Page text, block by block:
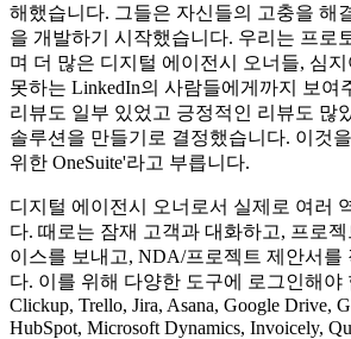
해했습니다. 그들은 자신들의 고충을 해
을 개발하기 시작했습니다. 우리는 프로
며 더 많은 디지털 에이전시 오너들, 심지
못하는 LinkedIn의 사람들에게까지 보여
리뷰도 일부 있었고 긍정적인 리뷰도 많
솔루션을 만들기로 결정했습니다. 이것
위한 OneSuite'라고 부릅니다.
디지털 에이전시 오너로서 실제로 여러
다. 때로는 잠재 고객과 대화하고, 프로
이스를 보내고, NDA/프로젝트 제안서를
다. 이를 위해 다양한 도구에 로그인해야
Clickup, Trello, Jira, Asana, Google Drive,
HubSpot, Microsoft Dynamics, Invoicely,